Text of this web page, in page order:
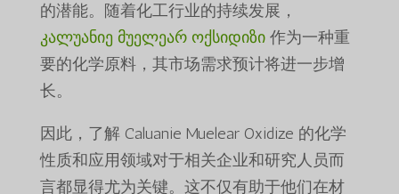
的潜能。随着化工行业的持续发展，
კალუანიე მუელეარ ოქსიდიზი作为一种重
要的化学原料，其市场需求预计将进一步增
长。
因此，了解 Caluanie Muelear Oxidize 的化学
性质和应用领域对于相关企业和研究人员而
言都显得尤为关键。这不仅有助于他们在材